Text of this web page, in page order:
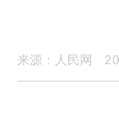
来源：人民网